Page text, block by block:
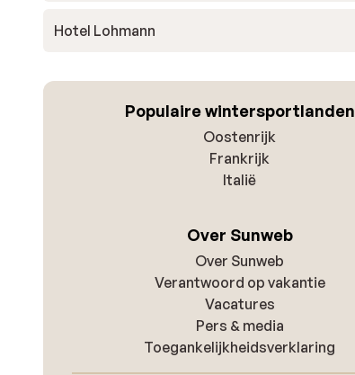
Hotel Lohmann
Populaire wintersportlanden
Oostenrijk
Frankrijk
Italië
Over Sunweb
Over Sunweb
Verantwoord op vakantie
Vacatures
Pers & media
Toegankelijkheidsverklaring